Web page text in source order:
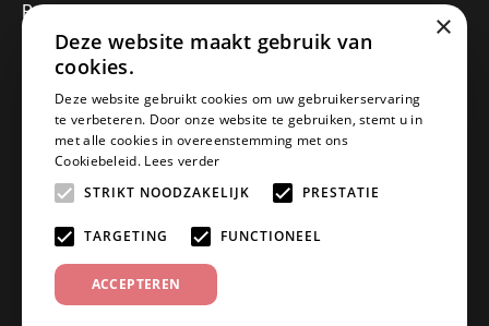
Registreren
Mijn bestellingen
Informatie
Over ons
Algemene voorwaarden
Disclaimer
Privacy Policy
Betaalmethoden
Retourneren
Klantenservice
Offerte aanvragen
×
Deze website maakt gebruik van
cookies.
Deze website gebruikt cookies om uw gebruikerservaring
te verbeteren. Door onze website te gebruiken, stemt u in
met alle cookies in overeenstemming met ons
Cookiebeleid. Lees verder
STRIKT NOODZAKELIJK
PRESTATIE
TARGETING FUNCTIONEEL
ACCEPTEREN